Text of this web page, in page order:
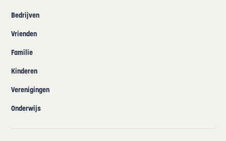
Bedrijven
Vrienden
Familie
Kinderen
Verenigingen
Onderwijs